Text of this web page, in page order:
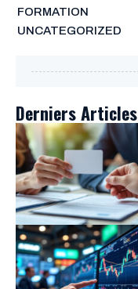
FORMATION
UNCATEGORIZED
Derniers Articles